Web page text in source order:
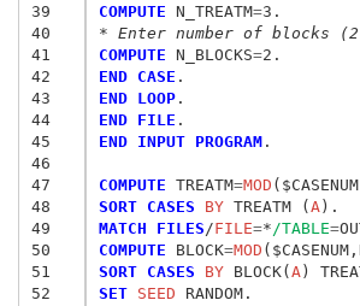
39
40
41
42
43
44
45
46
47
48
49
50
51
52
COMPUTE N_TREATM=
* Enter number of blocks
COMPUTE N_BLOCKS=
END CASE
END LOOP
END FILE
END INPUT PROGRAM.
COMPUTE TREATM=MOD
SORT CASES BY TREATM (A
MATCH FILES /FILE=* /TABLE=
COMPUTE BLOCK=MOD
SORT CASES BY BLOCK(A )
SET SEED